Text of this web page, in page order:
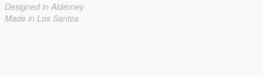
Designed in Alderney
Made in Los Santos